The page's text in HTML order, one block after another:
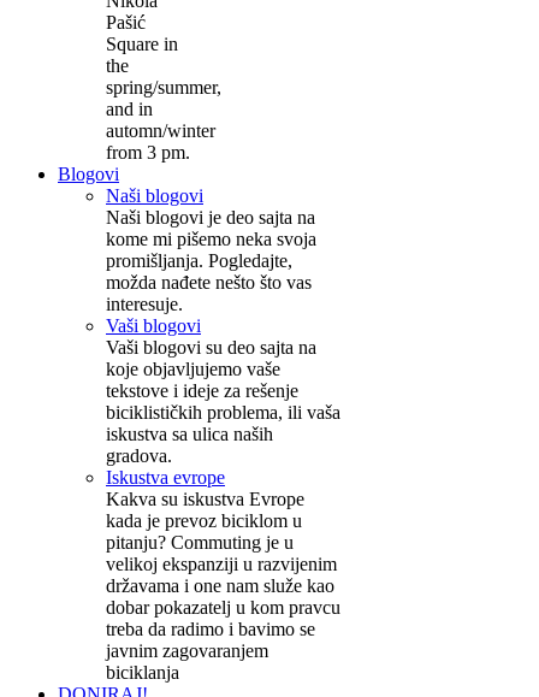
Pašić
Square in
the
spring/summer,
and in
automn/winter
from 3 pm.
Blogovi
Naši blogovi
Naši blogovi je deo sajta na
kome mi pišemo neka svoja
promišljanja. Pogledajte,
možda nađete nešto što vas
interesuje.
Vaši blogovi
Vaši blogovi su deo sajta na
koje objavljujemo vaše
tekstove i ideje za rešenje
biciklističkih problema, ili vaša
iskustva sa ulica naših
gradova.
Iskustva evrope
Kakva su iskustva Evrope
kada je prevoz biciklom u
pitanju? Commuting je u
velikoj ekspanziji u razvijenim
državama i one nam služe kao
dobar pokazatelj u kom pravcu
treba da radimo i bavimo se
javnim zagovaranjem
biciklanja